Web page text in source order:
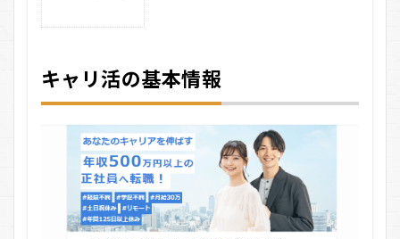
活
の
基
ャ
リ
キャリ活の基本情報